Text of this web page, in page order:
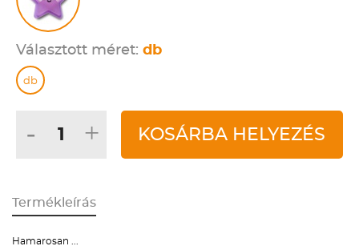
Választott méret: db
db
- + KOSÁRBA HELYEZÉS
Termékleírás
Hamarosan ...